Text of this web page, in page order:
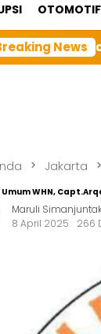
OTOMOTIF
News
Rutin
Jakarta
WHN,
Maruli
8 April 2025
266